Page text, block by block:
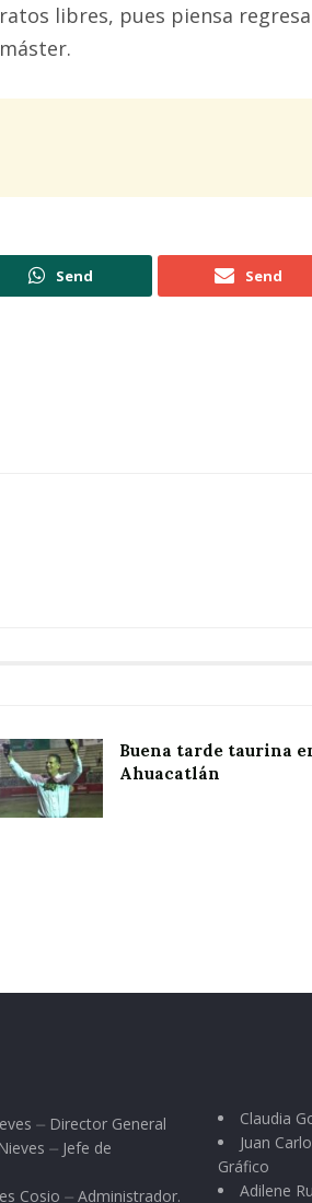
libres, pues piensa
Send Send
Buena tarde taurina
Ahuacatlán
⏤ Director General
⏤ Jefe de
Cosio ⏤ Administrador.
Claudia
Juan
Gráfico
Adilene